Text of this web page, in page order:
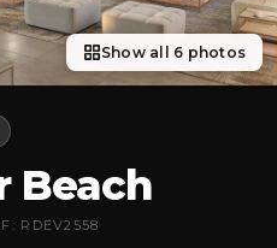
Show all 6 photos
Beach
RDEV2558